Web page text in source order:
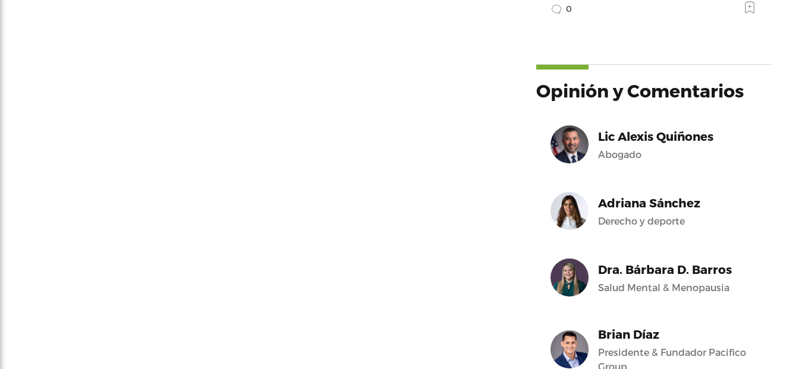
0
Opinión y Comentarios
Lic Alexis Quiñones
Abogado
Adriana Sánchez
Derecho y deporte
Dra. Bárbara D. Barros
Salud Mental & Menopausia
Brian Díaz
Presidente & Fundador Pacifico
Group